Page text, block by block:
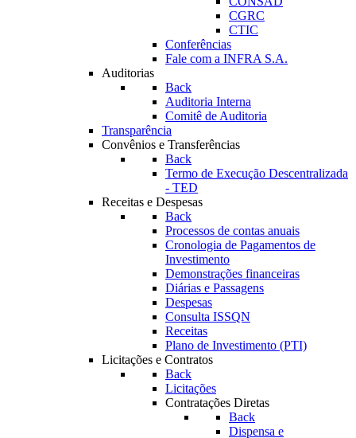
CGRC
CTIC
Conferências
Fale com a INFRA S.A.
Auditorias
Back
Auditoria Interna
Comitê de Auditoria
Transparência
Convênios e Transferências
Back
Termo de Execução Descentralizada
- TED
Receitas e Despesas
Back
Processos de contas anuais
Cronologia de Pagamentos de
Investimento
Demonstrações financeiras
Diárias e Passagens
Despesas
Consulta ISSQN
Receitas
Plano de Investimento (PTI)
Licitações e Contratos
Back
Licitações
Contratações Diretas
Back
Dispensa e